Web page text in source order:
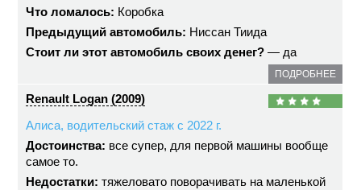
Что ломалось: Коробка
Предыдущий автомобиль: Ниссан Тиида
Стоит ли этот автомобиль своих денег? — да
ПОДРОБНЕЕ
Renault Logan (2009)
Алиса, водительский стаж с 2022 г.
Достоинства: все супер, для первой машины вообще
самое то.
Недостатки: тяжеловато поворачивать на маленькой